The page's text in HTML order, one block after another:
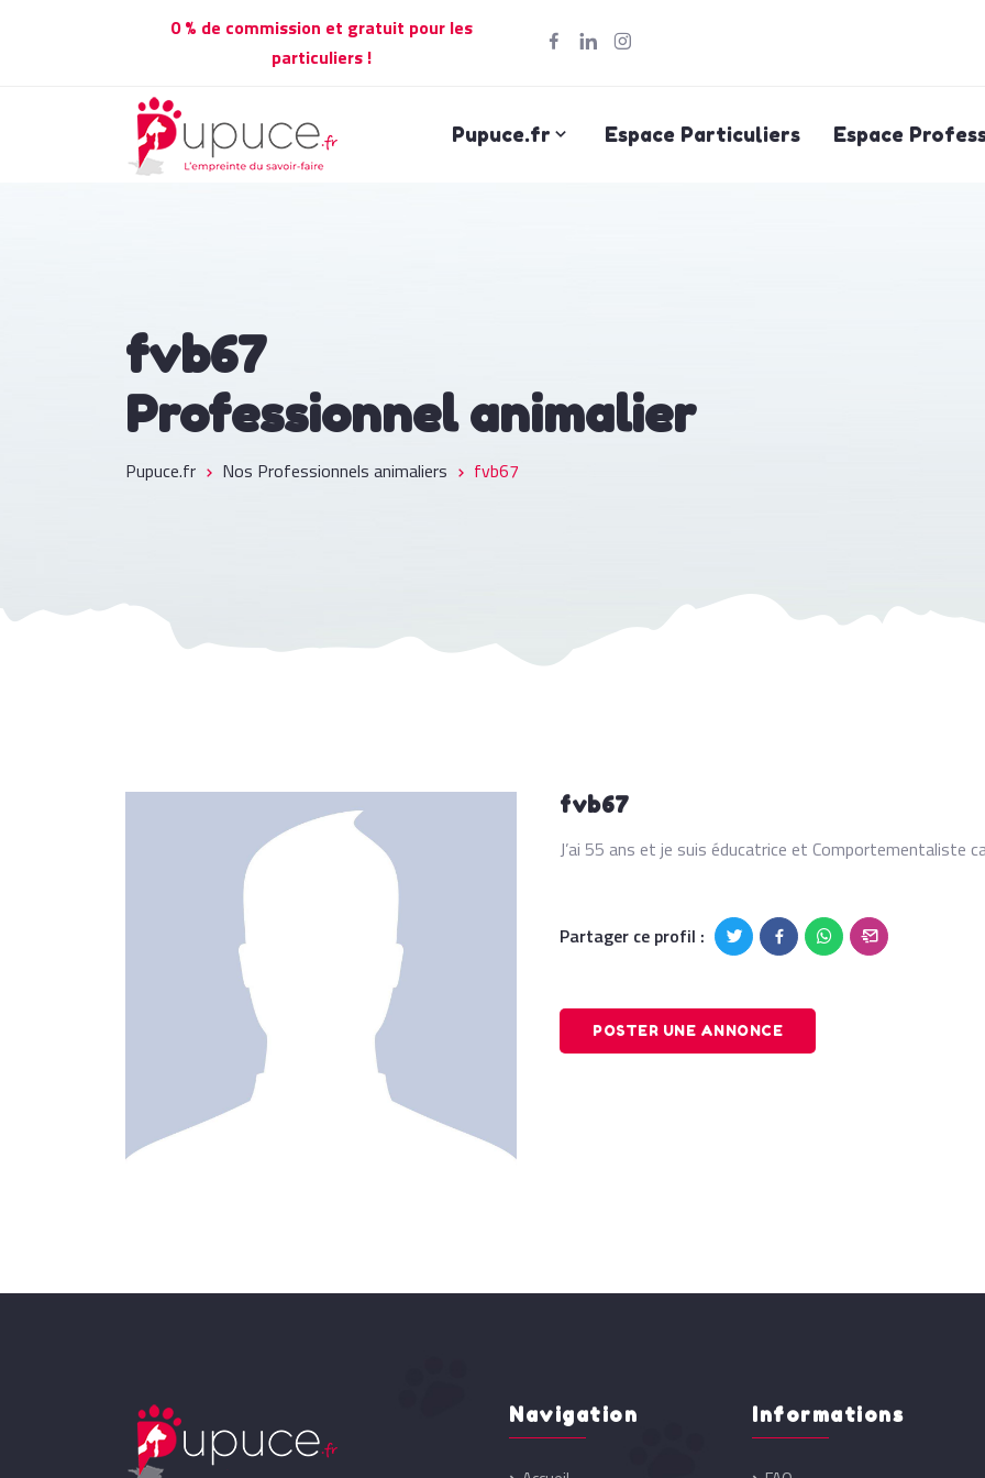
0 % de commission et gratuit pour les
particuliers !
Pupuce.fr Espace Particuliers Espace
fvb67
Professionnel animalier
Pupuce.fr Nos Professionnels animaliers fvb67
fvb67
J’ai 55 ans et je suis éducatrice et Comportementaliste
Partager ce profil :
POSTER UNE ANNONCE
Navigation Informations